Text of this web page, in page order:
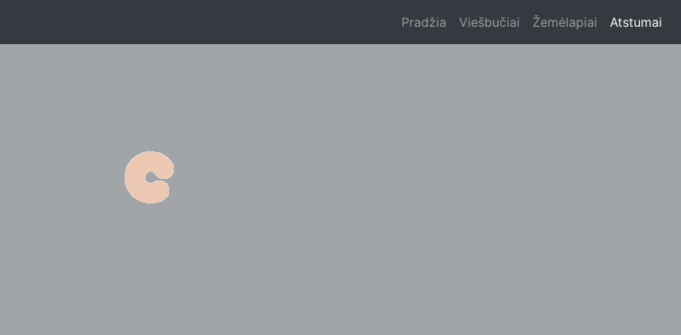
Pradžia Viešbučiai Žemėlapiai Atstumai